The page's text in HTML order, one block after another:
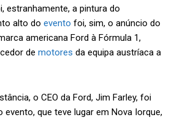
estranhamente, a pintura do
alto do evento foi, sim, o anúncio do
americana Ford à Fórmula 1,
de motores da equipa austríaca a
o CEO da Ford, Jim Farley, foi
que teve lugar em Nova Iorque,